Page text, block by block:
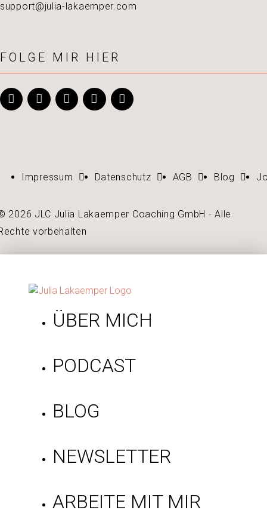
support@julia-lakaemper.com
FOLGE MIR HIER
Impressum Datenschutz AGB Blog
2026 JLC Julia Lakaemper Coaching GmbH - Alle
vorbehalten
ÜBER MICH
PODCAST
BLOG
NEWSLETTER
ARBEITE MIT MIR